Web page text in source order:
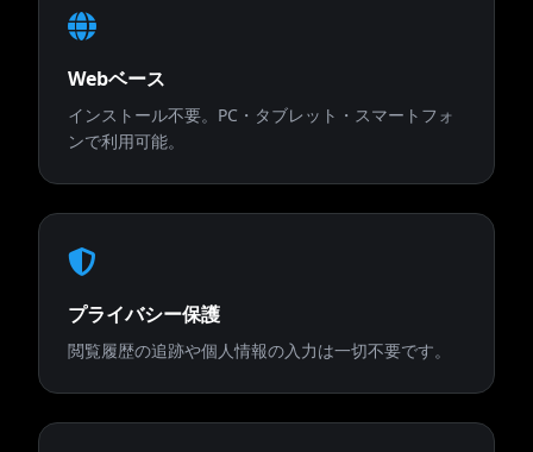
Webベース
インストール不要。PC・タブレット・スマートフォ
ンで利用可能。
プライバシー保護
閲覧履歴の追跡や個人情報の入力は一切不要です。